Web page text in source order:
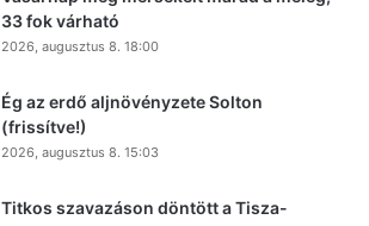
33 fok várható
2026, augusztus 8. 18:00
Ég az erdő aljnövényzete Solton
(frissítve!)
2026, augusztus 8. 15:03
Titkos szavazáson döntött a Tisza-